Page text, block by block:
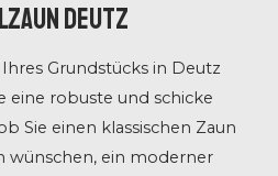
Deutz
Grundstücks in Deutz
eine robuste und schicke
Sie einen klassischen Zaun
wünschen, ein moderner